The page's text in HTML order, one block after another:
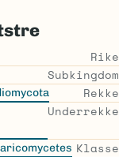
Rike
Subkingdom
Rekke
Underrekke
Klasse